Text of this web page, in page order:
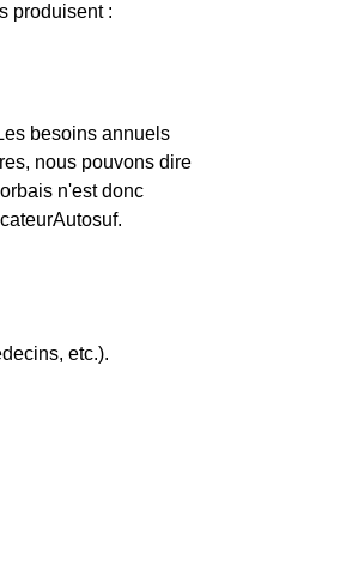
produisent :
besoins annuels
nous pouvons dire
n'est donc
etc.).